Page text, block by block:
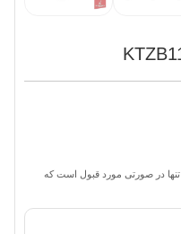
تنها در صورتی مورد قبول است که